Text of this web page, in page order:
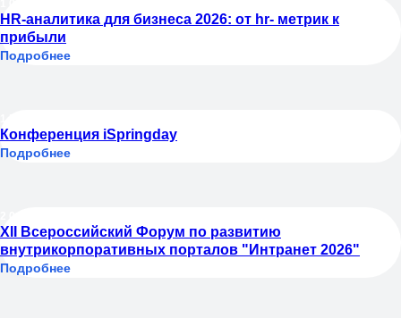
HR-аналитика для бизнеса 2026: от hr- метрик к
прибыли
Подробнее
Конференция iSpringday
Подробнее
XII Всероссийский Форум по развитию
внутрикорпоративных порталов "Интранет 2026"
Подробнее